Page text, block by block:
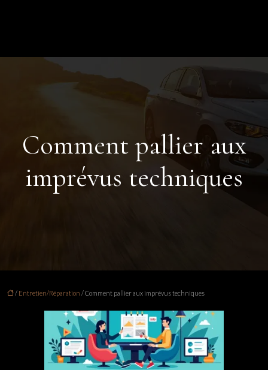
Comment pallier aux
imprévus techniques
/ Entretien/Réparation / Comment pallier aux imprévus techniques